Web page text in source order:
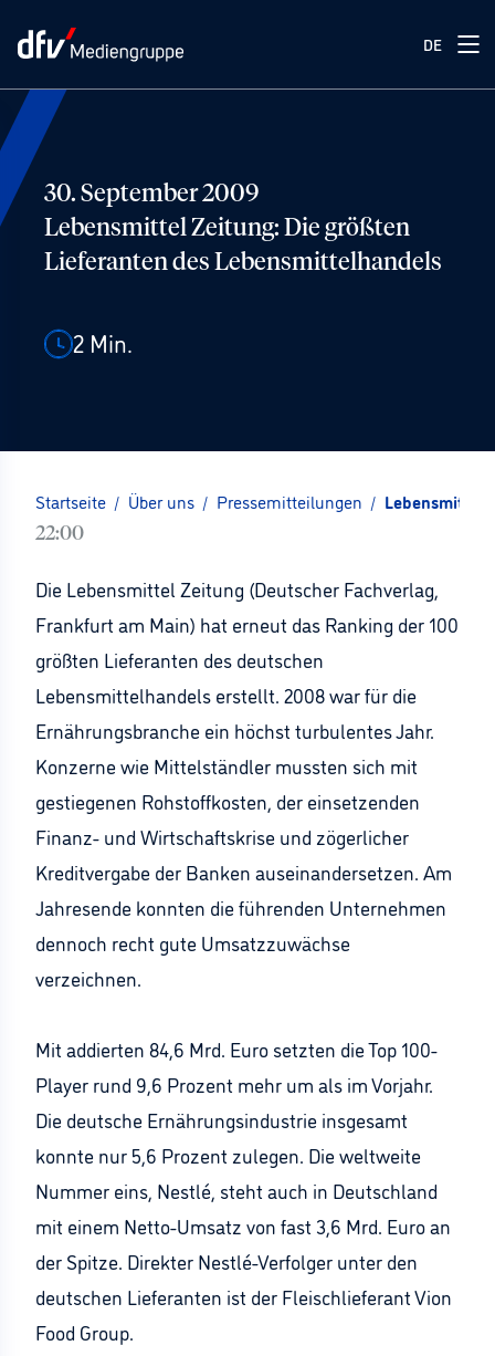
DE
30. September 2009
Lebensmittel Zeitung: Die größten
Lieferanten des Lebensmittelhandels
2 Min.
Startseite / Über uns / Pressemitteilungen / Lebensmittel
22:00
Die Lebensmittel Zeitung (Deutscher Fachverlag,
Frankfurt am Main) hat erneut das Ranking der 100
größten Lieferanten des deutschen
Lebensmittelhandels erstellt. 2008 war für die
Ernährungsbranche ein höchst turbulentes Jahr.
Konzerne wie Mittelständler mussten sich mit
gestiegenen Rohstoffkosten, der einsetzenden
Finanz- und Wirtschaftskrise und zögerlicher
Kreditvergabe der Banken auseinandersetzen. Am
Jahresende konnten die führenden Unternehmen
dennoch recht gute Umsatzzuwächse
verzeichnen.
Mit addierten 84,6 Mrd. Euro setzten die Top 100-
Player rund 9,6 Prozent mehr um als im Vorjahr.
Die deutsche Ernährungsindustrie insgesamt
konnte nur 5,6 Prozent zulegen. Die weltweite
Nummer eins, Nestlé, steht auch in Deutschland
mit einem Netto-Umsatz von fast 3,6 Mrd. Euro an
der Spitze. Direkter Nestlé-Verfolger unter den
deutschen Lieferanten ist der Fleischlieferant Vion
Food Group.